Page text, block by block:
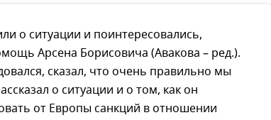
о ситуации и поинтересовались,
Арсена Борисовича (Авакова – ред.).
сказал, что очень правильно мы
о ситуации и о том, как он
от Европы санкций в отношении